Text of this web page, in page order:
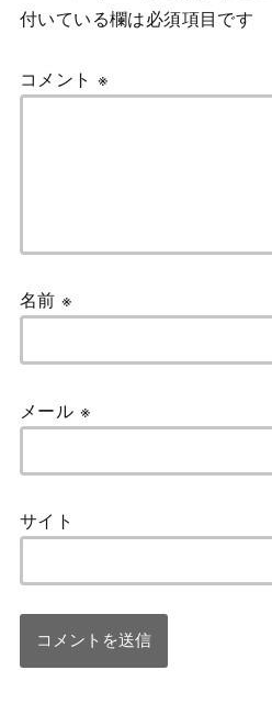
付いている欄は必須項目です
コメント ※
名前※
メール ※
サイト